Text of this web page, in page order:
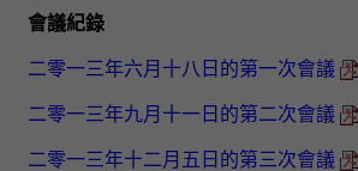
會議紀錄
二零一三年六月十八日的第一次會議
二零一三年九月十一日的第二次會議
二零一三年十二月五日的第三次會議